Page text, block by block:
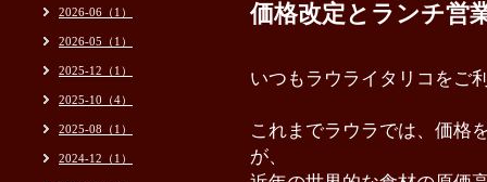
価格改定とランチ営
いつもラウライタリコをご
これまでラウラでは、価格
が、
2026-06（1）
2026-05（1）
2025-12（1）
2025-10（4）
2025-08（1）
2024-12（1）